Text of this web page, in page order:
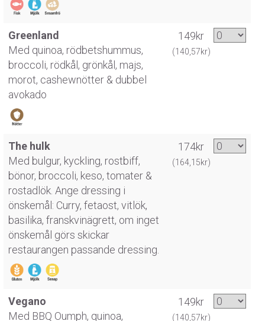
Greenland
Med quinoa, rödbetshummus,
broccoli, rödkål, grönkål, majs,
morot, cashewnötter & dubbel
avokado
149kr
(140,57kr)
The hulk
Med bulgur, kyckling, rostbiff,
bönor, broccoli, keso, tomater &
rostadlök. Ange dressing i
önskemål: Curry, fetaost, vitlök,
basilika, franskvinägrett, om inget
önskemål görs skickar
restaurangen passande dressing.
174kr
(164,15kr)
Vegano
Med BBQ Oumph, quinoa,
149kr
(140,57kr)